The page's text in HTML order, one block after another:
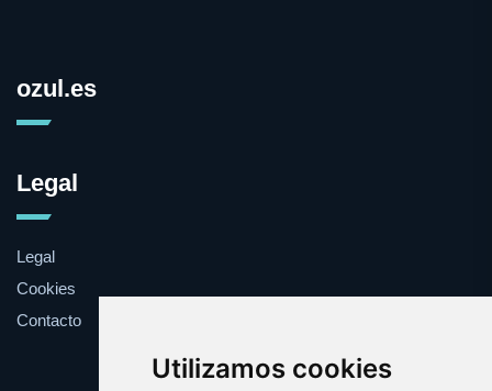
Utilizamos cookies
ozul.es
Legal
Legal
Cookies
Contacto